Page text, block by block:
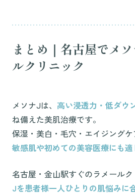
まとめ｜名古屋でメ
ルクリニック
メソナJは、 高い浸透力・低ダウ
ね備えた美肌治療です。
保湿・美白・毛穴・エイジングケ
敏感肌や初めての美容医療にも
名古屋・金山駅すぐのラメールク
Jを患者様一人ひとりの肌悩みに